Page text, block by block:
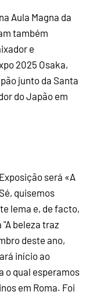
Aula Magna da
também
e
2025 Osaka,
junto da Santa
do Japão em
será «A
quisemos
lema e, de facto,
beleza traz
deste ano,
início ao
o qual esperamos
em Roma. Foi